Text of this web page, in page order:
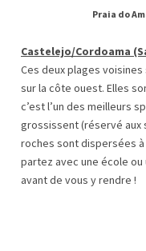
Praia do
Castelejo/Cordoama
Ces deux plages
sur la côte ouest. Elles
c’est l’un des meilleurs
grossissent (réservé aux
roches sont dispersées à
partez avec une école ou
avant de vous y rendre !